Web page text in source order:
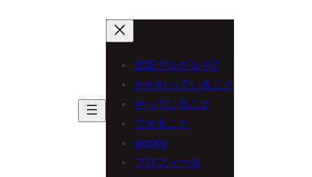
北区グルグルグZ
かかわっていること
やっていること
できること
works
プロフィール